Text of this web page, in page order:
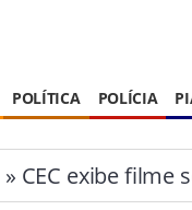
POLÍTICA POLÍCIA
» CEC exibe